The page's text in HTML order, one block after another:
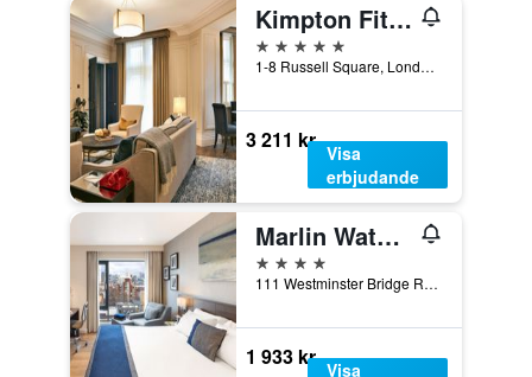
Kimpton Fitzroy London
5 stjärnor
1-8 Russell Square, London, Storbritannien
3 211 kr
Visa
erbjudande
Marlin Waterloo
4 stjärnor
111 Westminster Bridge Road, London, Storbritannien
1 933 kr
Visa